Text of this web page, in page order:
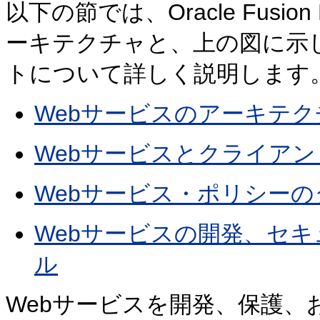
以下の節では、Oracle Fusion
ーキテクチャと、上の図に
トについて詳しく説明します
Webサービスのアーキテ
Webサービスとクライア
Webサービス・ポリシー
Webサービスの開発、セ
ル
Webサービスを開発、保護